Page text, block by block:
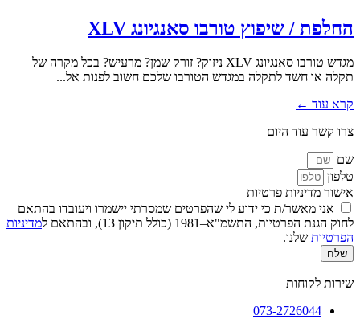
החלפת / שיפוץ טורבו סאנגיונג XLV
מגדש טורבו סאנגיונג XLV ניזוק? זורק שמן? מרעיש? בכל מקרה של
תקלה או חשד לתקלה במגדש הטורבו שלכם חשוב לפנות אל...
קרא עוד ←
צרו קשר עוד היום
שם
טלפון
אישור מדיניות פרטיות
אני מאשר/ת כי ידוע לי שהפרטים שמסרתי יישמרו ויעובדו בהתאם
לחוק הגנת הפרטיות, התשמ"א–1981 (כולל תיקון 13), ובהתאם ל
מדיניות
הפרטיות שלנו.
שלח
שירות לקוחות
073-2726044